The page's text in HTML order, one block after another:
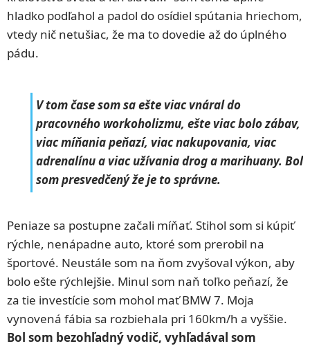
hladko podľahol a padol do osídiel spútania hriechom,
vtedy nič netušiac, že ma to dovedie až do úplného
pádu.
V tom čase som sa ešte viac vnáral do
pracovného workoholizmu, ešte viac bolo zábav,
viac míňania peňazí, viac nakupovania, viac
adrenalínu a viac užívania drog a marihuany. Bol
som presvedčený že je to správne.
Peniaze sa postupne začali míňať. Stihol som si kúpiť
rýchle, nenápadne auto, ktoré som prerobil na
športové. Neustále som na ňom zvyšoval výkon, aby
bolo ešte rýchlejšie. Minul som naň toľko peňazí, že
za tie investície som mohol mať BMW 7. Moja
vynovená fábia sa rozbiehala pri 160km/h a vyššie.
Bol som bezohľadný vodič, vyhľadával som